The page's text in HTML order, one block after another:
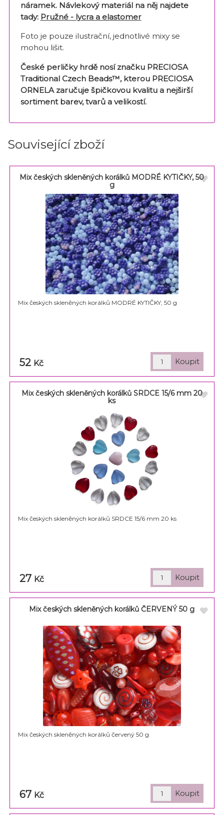
náramek. Návlekový materiál na něj najdete
tady: Pružné - lycra a elastomer
Foto je pouze ilustrační, jednotlivé mixy se
mohou lišit.
České perličky hrdě nosí značku PRECIOSA
Traditional Czech Beads™, kterou PRECIOSA
ORNELA zaručuje špičkovou kvalitu a nejširší
sortiment barev, tvarů a velikostí.
Související zboží
Mix českých skleněných korálků MODRÉ KYTIČKY, 50
g
Mix českých skleněných korálků MODRÉ KYTIČKY, 50 g
52 Kč
Mix českých skleněných korálků SRDCE 15/6 mm 20
ks
Mix českých skleněných korálků SRDCE 15/6 mm 20 ks
27 Kč
Mix českých skleněných korálků ČERVENÝ 50 g
Mix českých skleněných korálků červený 50 g
67 Kč